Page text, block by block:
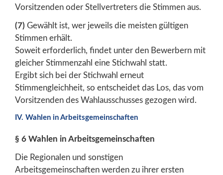
Vorsitzenden oder Stellvertreters die Stimmen aus.
(7) Gewählt ist, wer jeweils die meisten gültigen
Stimmen erhält.
Soweit erforderlich, findet unter den Bewerbern mit
gleicher Stimmenzahl eine Stichwahl statt.
Ergibt sich bei der Stichwahl erneut
Stimmengleichheit, so entscheidet das Los, das vom
Vorsitzenden des Wahlausschusses gezogen wird.
IV. Wahlen in Arbeitsgemeinschaften
§ 6 Wahlen in Arbeitsgemeinschaften
Die Regionalen und sonstigen
Arbeitsgemeinschaften werden zu ihrer ersten